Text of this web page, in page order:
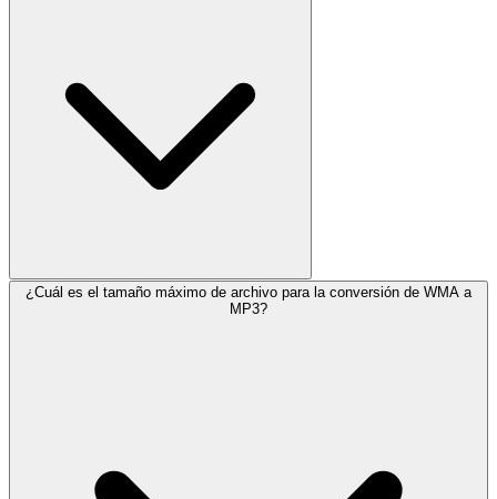
¿Cuál es el tamaño máximo de archivo para la conversión de WMA a
MP3?